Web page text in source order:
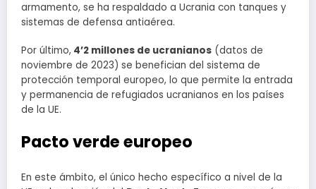
armamento, se ha respaldado a Ucrania con tanques y
sistemas de defensa antiaérea.
Por último, 4’2 millones de ucranianos (datos de
noviembre de 2023) se benefician del sistema de
protección temporal europeo, lo que permite la entrada
y permanencia de refugiados ucranianos en los países
de la UE.
Pacto verde europeo
En este ámbito, el único hecho específico a nivel de la